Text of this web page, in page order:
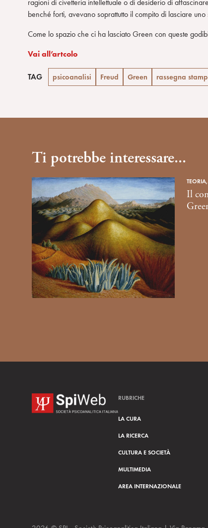
s
ragioni di civetteria intellettuale o di desiderio di
benché forti, avevano soprattutto il compito di lasciare
Come lo spazio che ci ha lasciato Green con queste
Vai all’artcolo
TAG psicoanalisi Freud Green rassegna
Ti potrebbe interessare...
Il
RUBRICHE
LA CURA
LA RICERCA
CULTURA E SOCIETÀ
MULTIMEDIA
AREA INTERNAZIONALE